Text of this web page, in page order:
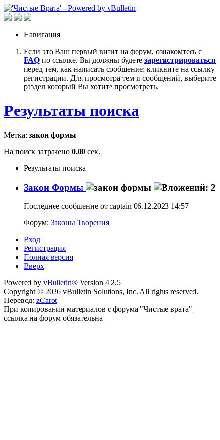
Навигация
Если это Ваш первый визит на форум, ознакомтесь с
FAQ по ссылке. Вы должны будете зарегистрироваться
перед тем, как написать сообщение: кликните на ссылку
регистрации. Для просмотра тем и сообщений, выберите
раздел который Вы хотите просмотреть.
Результаты поиска
Метка: закон формы
На поиск затрачено 0.00 сек.
Результаты поиска
Закон Формы
Последнее сообщение от captain 06.12.2023 14:57
Форум: Законы Творения
Вход
Регистрация
Полная версия
Вверх
Powered by vBulletin® Version 4.2.5
Copyright © 2026 vBulletin Solutions, Inc. All rights reserved.
Перевод: zCarot
При копировании материалов с форума "Чистые врата",
ссылка на форум обязательна